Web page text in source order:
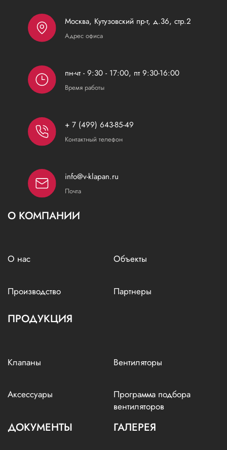
Москва, Кутузовский пр-т, д.36, стр.2
Адрес офиса
пн-чт - 9:30 - 17:00, пт 9:30-16:00
Время работы
+ 7 (499) 643-85-49
Контактный телефон
info@v-klapan.ru
Почта
О КОМПАНИИ
О нас Объекты
Производство Партнеры
ПРОДУКЦИЯ
Клапаны Вентиляторы
Аксессуары
Программа подбора
вентиляторов
ДОКУМЕНТЫ ГАЛЕРЕЯ